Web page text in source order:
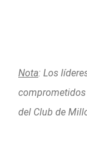
Nota: Los
comprometidos
del Club de